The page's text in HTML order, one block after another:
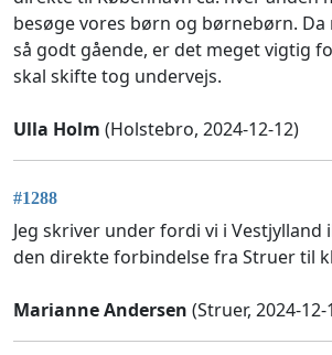
besøge vores børn og børnebørn.
så godt gående, er det meget vigtig
skal skifte tog undervejs.
Ulla Holm (Holstebro, 2024-12-12)
#1288
Jeg skriver under fordi vi i
den direkte forbindelse fra Struer til
Marianne Andersen (Struer, 2024-12-